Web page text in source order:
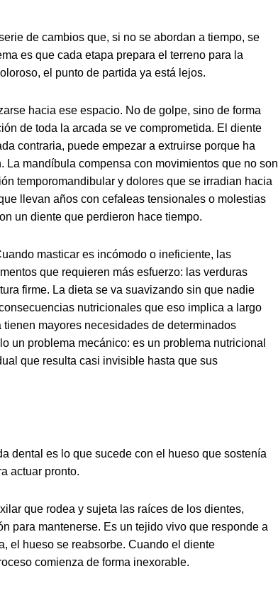
de cambios que, si no se abordan a tiempo, se
es que cada etapa prepara el terreno para la
el punto de partida ya está lejos.
hacia ese espacio. No de golpe, sino de forma
de toda la arcada se ve comprometida. El diente
contraria, puede empezar a extruirse porque ha
mandíbula compensa con movimientos que no son
temporomandibular y dolores que se irradian hacia
llevan años con cefaleas tensionales o molestias
un diente que perdieron hace tiempo.
masticar es incómodo o ineficiente, las
que requieren más esfuerzo: las verduras
firme. La dieta se va suavizando sin que nadie
nutricionales que eso implica a largo
mayores necesidades de determinados
un problema mecánico: es un problema nutricional
que resulta casi invisible hasta que sus
dental es lo que sucede con el hueso que sostenía
actuar pronto.
que rodea y sujeta las raíces de los dientes,
para mantenerse. Es un tejido vivo que responde a
el hueso se reabsorbe. Cuando el diente
comienza de forma inexorable.